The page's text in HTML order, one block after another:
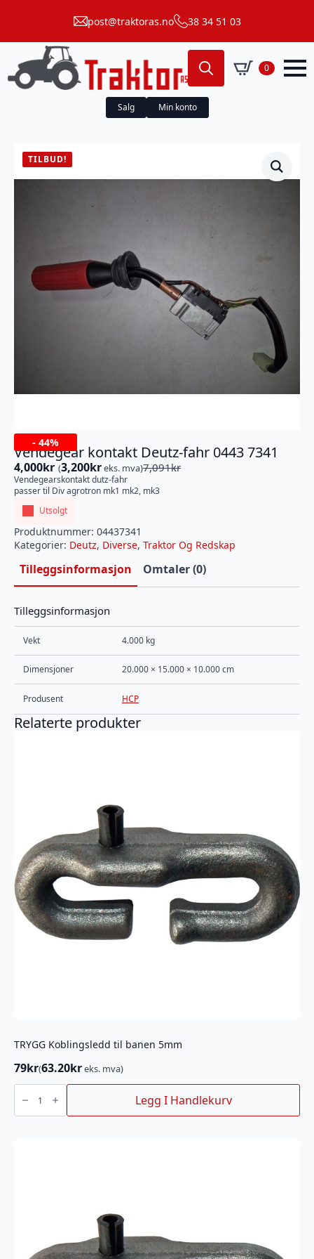
post@traktoras.no 38 34 51 03
Search
for:
0
Salg Min konto
TILBUD!
- 44%
Vendegear kontakt Deutz-fahr 0443 7341
7,091kr
Opprinnelig
pris
var:
7,091kr.
4,000kr
Nåværende
pris
er:
4,000kr.
(3,200kreks. mva)
Vendegearskontakt dutz-fahr
passer til Div agrotron mk1 mk2, mk3
Utsolgt
Produktnummer: 04437341
Kategorier: Deutz, Diverse, Traktor Og Redskap
Tilleggsinformasjon Omtaler (0)
Tilleggsinformasjon
Vekt 4.000 kg
Dimensjoner 20.000 × 15.000 × 10.000 cm
Produsent HCP
Relaterte produkter
TRYGG Koblingsledd til banen 5mm
79kr(63.20kreks. mva)
TRYGG
Koblingsledd
banen
Legg I Handlekurv